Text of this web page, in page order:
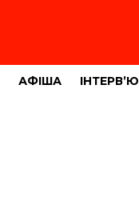
АФІША ІНТЕРВ’Ю